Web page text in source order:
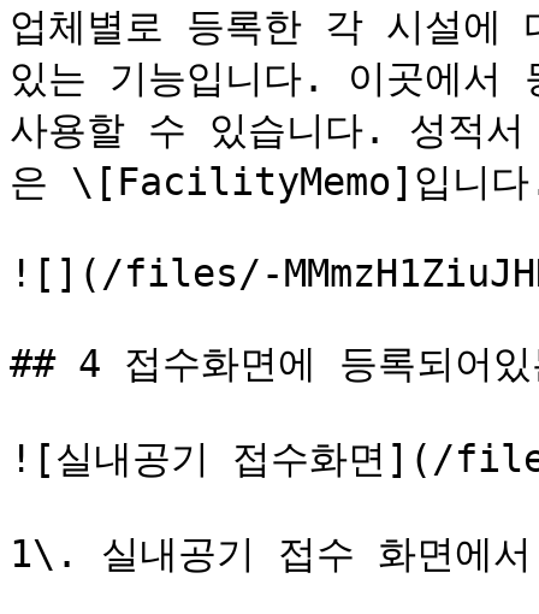
업체별로 등록한 각 시설
있는 기능입니다. 이곳에서
사용할 수 있습니다. 성적
은 \[FacilityMemo]입니
![](/files/-
## 4 접수화면에 등록되어
![실내공기 접수화면](/
1\. 실내공기 접수 화면에